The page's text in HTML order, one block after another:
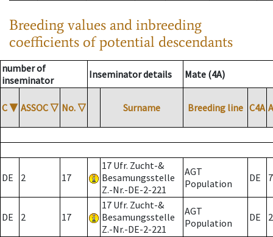
Breeding values and inbreeding
coefficients of potential descendants
number of
inseminator
Inseminator details Mate (4A)
C ▼ ASSOC ▽ No. ▽ Surname Breeding line C4A
DE 2 17
17 Ufr. Zucht-&
Besamungsstelle
Z.-Nr.-DE-2-221
AGT
Population
DE 7
DE 2 17
17 Ufr. Zucht-&
Besamungsstelle
Z.-Nr.-DE-2-221
AGT
Population
DE 2